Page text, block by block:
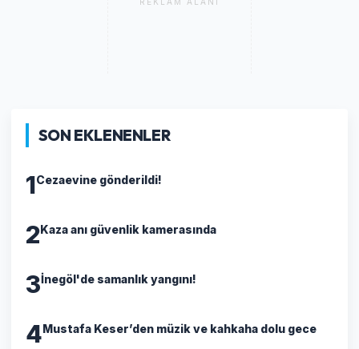
SON EKLENENLER
1Cezaevine gönderildi!
2Kaza anı güvenlik kamerasında
3İnegöl'de samanlık yangını!
4Mustafa Keser’den müzik ve kahkaha dolu gece